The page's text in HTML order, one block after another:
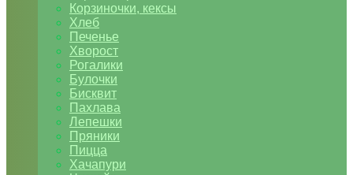
Корзиночки, кексы
Хлеб
Печенье
Хворост
Рогалики
Булочки
Бисквит
Пахлава
Лепешки
Пряники
Пицца
Хачапури